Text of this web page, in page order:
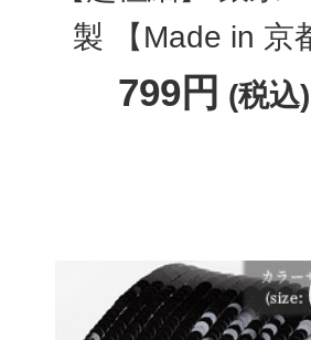
製 【Made in 京
799円 (税込)